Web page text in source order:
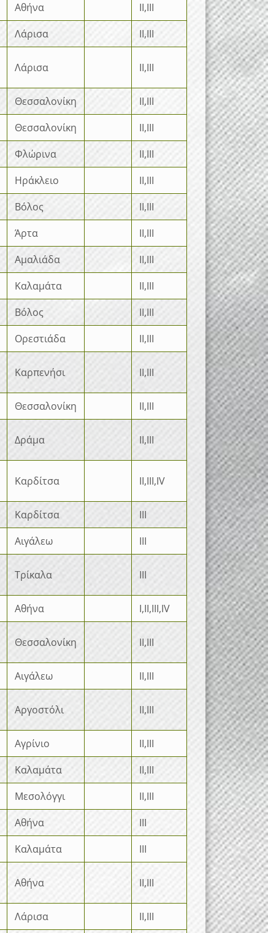
Αθήνα
II,III
Λάρισα II,III
Λάρισα II,III
Θεσσαλονίκη
II,III
Θεσσαλονίκη
II,III
Φλώρινα
II,III
Ηράκλειο
II,III
Βόλος
II,III
Άρτα
II,III
Αμαλιάδα
II,III
Καλαμάτα
II,III
Βόλος
II,III
Ορεστιάδα II,III
Καρπενήσι II,III
Θεσσαλονίκη II,III
Δράμα II,III
Καρδίτσα II,III,IV
Καρδίτσα
III
Αιγάλεω III
Τρίκαλα III
Αθήνα I,II,III,IV
Θεσσαλονίκη II,III
Αιγάλεω II,III
Αργοστόλι II,III
Αγρίνιο
II,III
Καλαμάτα
II,III
Μεσολόγγι
II,III
Αθήνα
III
Καλαμάτα III
Αθήνα II,III
Λάρισα
II,III